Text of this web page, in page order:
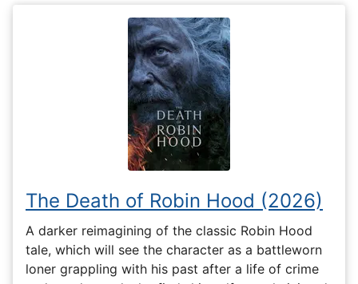
The Death of Robin Hood (2026)
A darker reimagining of the classic Robin Hood
tale, which will see the character as a battleworn
loner grappling with his past after a life of crime